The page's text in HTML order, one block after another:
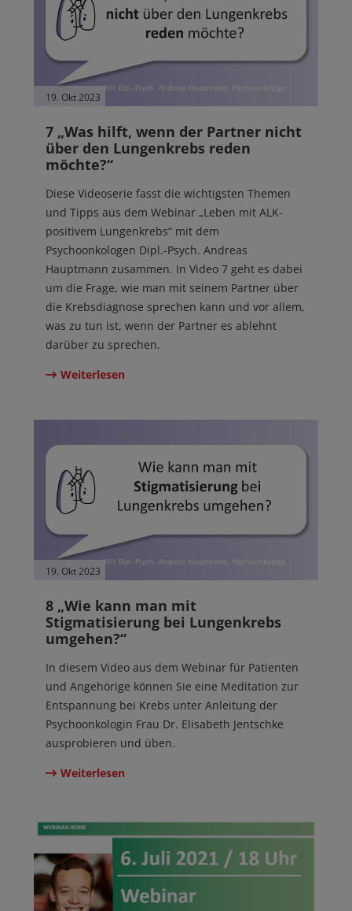
19. Okt 2023
7 „Was hilft, wenn der Partner nicht
über den Lungenkrebs reden
möchte?“
Diese Videoserie fasst die wichtigsten Themen
und Tipps aus dem Webinar „Leben mit ALK-
positivem Lungenkrebs“ mit dem
Psychoonkologen Dipl.-Psych. Andreas
Hauptmann zusammen. In Video 7 geht es dabei
um die Frage, wie man mit seinem Partner über
die Krebsdiagnose sprechen kann und vor allem,
was zu tun ist, wenn der Partner es ablehnt
darüber zu sprechen.
Weiterlesen
19. Okt 2023
8 „Wie kann man mit
Stigmatisierung bei Lungenkrebs
umgehen?“
In diesem Video aus dem Webinar für Patienten
und Angehörige können Sie eine Meditation zur
Entspannung bei Krebs unter Anleitung der
Psychoonkologin Frau Dr. Elisabeth Jentschke
ausprobieren und üben.
Weiterlesen